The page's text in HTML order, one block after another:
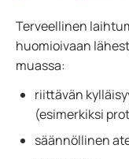
Terveellinen
huomioivaan
muassa:
riittävän
(esimerkiksi
säännöllinen